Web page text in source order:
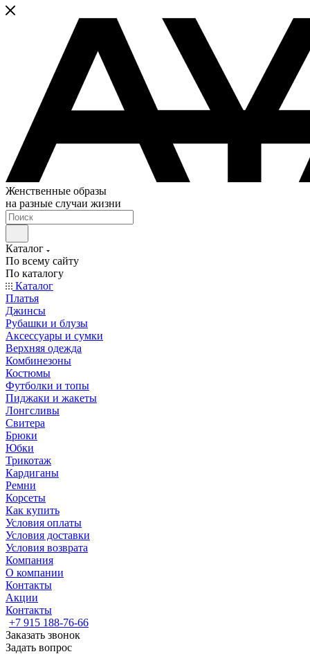
Женственные образы
на разные случаи жизни
Каталог
По всему сайту
По каталогу
Каталог
Платья
Джинсы
Рубашки и блузы
Аксессуары и сумки
Верхняя одежда
Комбинезоны
Костюмы
Футболки и топы
Пиджаки и жакеты
Лонгсливы
Свитера
Брюки
Юбки
Трикотаж
Кардиганы
Ремни
Корсеты
Как купить
Условия оплаты
Условия доставки
Условия возврата
Компания
О компании
Контакты
Акции
Контакты
+7 915 188-76-66
Заказать звонок
Задать вопрос